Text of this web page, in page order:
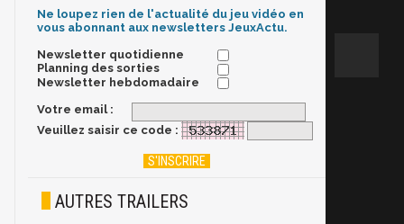
Ne loupez rien de l'actualité du jeu vidéo en
vous abonnant aux newsletters JeuxActu.
Newsletter quotidienne
Planning des sorties
Newsletter hebdomadaire
Votre email :
Veuillez saisir ce code :
AUTRES TRAILERS